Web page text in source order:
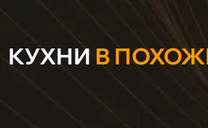
КУХНИ В